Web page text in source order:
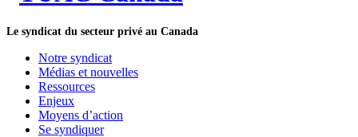
Le syndicat du secteur privé au Canada
Notre syndicat
Médias et nouvelles
Ressources
Enjeux
Moyens d’action
Se syndiquer